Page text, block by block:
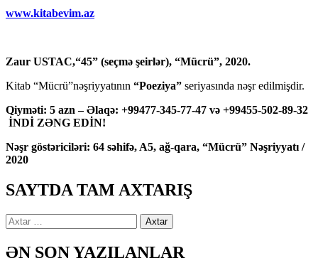
www.kitabevim.az
Zaur USTAC,“45” (seçmə şeirlər), “Mücrü”, 2020.
Kitab “Mücrü”nəşriyyatının “Poeziya” seriyasında nəşr edilmişdir.
Qiyməti: 5 azn – Əlaqə: +99477-345-77-47 və +99455-502-89-32
İNDİ ZƏNG EDİN!
Nəşr göstəriciləri: 64 səhifə, A5, ağ-qara, “Mücrü” Nəşriyyatı /
2020
SAYTDA TAM AXTARIŞ
Axtarış:
ƏN SON YAZILANLAR